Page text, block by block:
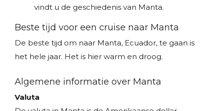
vindt u de geschiedenis van Manta.
Beste tijd voor een cruise naar Manta
De beste tijd om naar Manta, Ecuador, te gaan is
het hele jaar. Het is hier warm en droog.
Algemene informatie over Manta
Valuta